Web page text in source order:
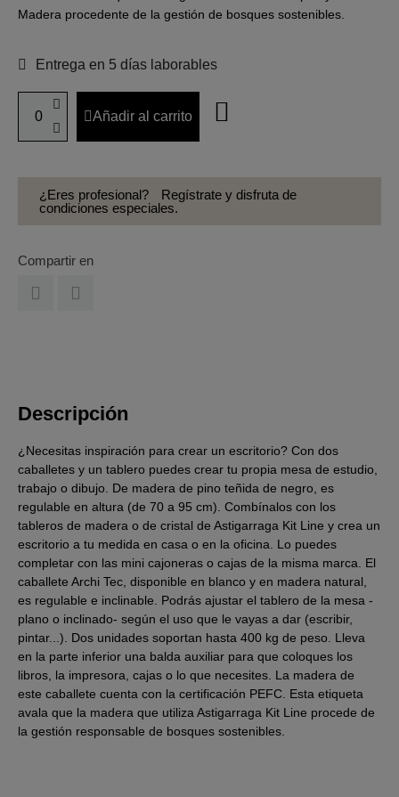
Madera procedente de la gestión de bosques sostenibles.
Entrega en 5 días laborables
Añadir al carrito
¿Eres profesional?
Regístrate y disfruta de
condiciones especiales.
Compartir en
Descripción
¿Necesitas inspiración para crear un escritorio? Con dos
caballetes y un tablero puedes crear tu propia mesa de estudio,
trabajo o dibujo. De madera de pino teñida de negro, es
regulable en altura (de 70 a 95 cm). Combínalos con los
tableros de madera o de cristal de Astigarraga Kit Line y crea un
escritorio a tu medida en casa o en la oficina. Lo puedes
completar con las mini cajoneras o cajas de la misma marca. El
caballete Archi Tec, disponible en blanco y en madera natural,
es regulable e inclinable. Podrás ajustar el tablero de la mesa -
plano o inclinado- según el uso que le vayas a dar (escribir,
pintar...). Dos unidades soportan hasta 400 kg de peso. Lleva
en la parte inferior una balda auxiliar para que coloques los
libros, la impresora, cajas o lo que necesites. La madera de
este caballete cuenta con la certificación PEFC. Esta etiqueta
avala que la madera que utiliza Astigarraga Kit Line procede de
la gestión responsable de bosques sostenibles.